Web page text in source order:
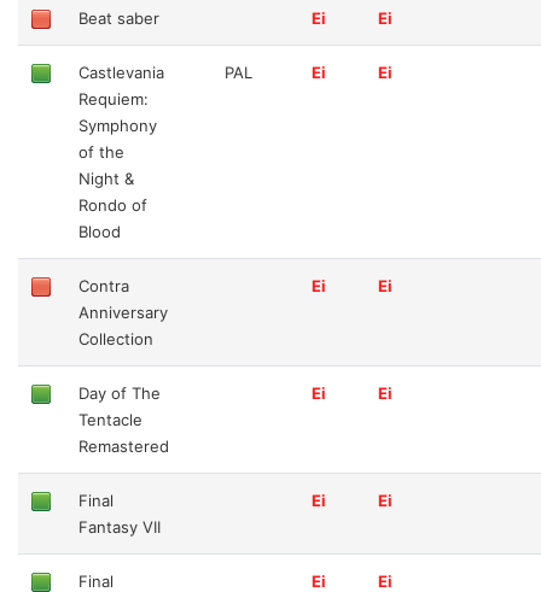
Beat saber Ei Ei
Castlevania
Requiem:
Symphony
of the
Night &
Rondo of
Blood
PAL Ei Ei
Contra
Anniversary
Collection
Ei Ei
Day of The
Tentacle
Remastered
Ei Ei
Final
Fantasy VII
Ei Ei
Final
Ei Ei